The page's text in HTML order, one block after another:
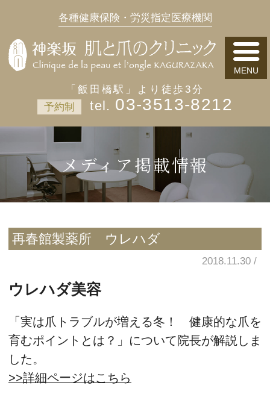
各種健康保険・労災指定医療機関
「飯田橋駅」より徒歩3分
予約制
03-3513-8212
メディア掲載情報
再春館製薬所 ウレハダ
2018.11.30
ウレハダ美容
「実は爪トラブルが増える冬！ 健康的な爪を
育むポイントとは？」について院長が解説しま
した。
>>詳細ページはこちら